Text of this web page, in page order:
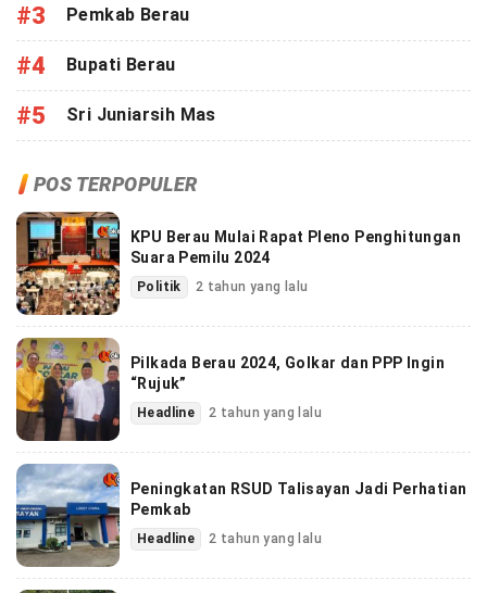
#3 Pemkab Berau
#4 Bupati Berau
#5 Sri Juniarsih Mas
POS TERPOPULER
KPU Berau Mulai Rapat Pleno Penghitungan
Suara Pemilu 2024
Politik 2 tahun yang lalu
Pilkada Berau 2024, Golkar dan PPP Ingin
“Rujuk”
Headline 2 tahun yang lalu
Peningkatan RSUD Talisayan Jadi Perhatian
Pemkab
Headline 2 tahun yang lalu